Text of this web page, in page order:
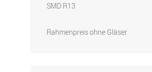
SMD R13
Rahmenpreis ohne Gläser